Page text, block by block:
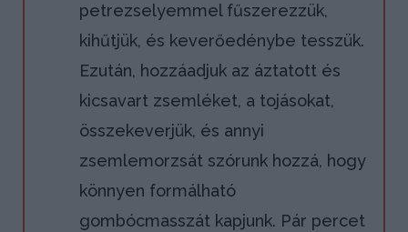
petrezselyemmel fűszerezzük,
kihűtjük, és keverőedénybe tesszük.
Ezután, hozzáadjuk az áztatott és
kicsavart zsemléket, a tojásokat,
összekeverjük, és annyi
zsemlemorzsát szórunk hozzá, hogy
könnyen formálható
gombócmasszát kapjunk. Pár percet